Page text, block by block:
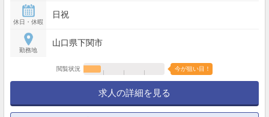
休日・休暇
日祝
勤務地
山口県下関市
閲覧状況 今が狙い目！
求人の詳細を見る